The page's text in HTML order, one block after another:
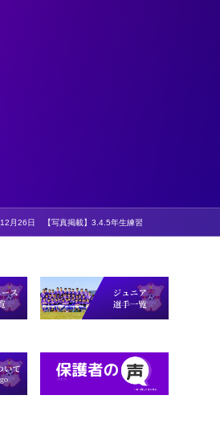
12月26日 【写真掲載】3.4.5年生練習